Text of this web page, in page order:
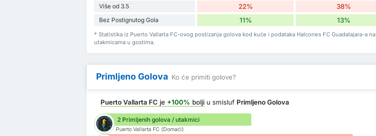
Više od 3.5 22% 38%
Bez Postignutog Gola 11% 13%
* Statistika iz Puerto Vallarta FC-ovog postizanja golova kod kuće i podataka Halcones FC Guadalajara-a na
utakmicama u gostima.
Primljeno Golova Ko će primiti golove?
Puerto Vallarta FC je +100% bolji u smisluf Primljeno Golova
2 Primljenih golova / utakmici
Puerto Vallarta FC (Domaći)